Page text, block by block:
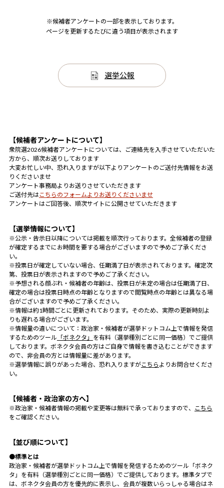
※候補者アンケートの一部を表示しております。
ページを更新するたびに違う項目が表示されます
選挙公報
【候補者アンケートについて】
衆院選2026候補者アンケートについては、ご連絡先を入手させていただいた
方から、順次お送りしております
大変お忙しい中、恐れ入りますが以下よりアンケートのご送付先情報をお送
りくださいませ
アンケート事務局よりお送りさせていただきます
ご送付先はこちらのフォームよりお送りくださいませ
アンケートはご回答後、順次サイトに公開させていただきます
【選挙情報について】
※公示・告示日以降については掲載を順次行っております。全候補者の登録
が確定するまでにお時間を要する場合がございますので予めご了承くださ
い。
※投票日が確定していない場合、任期満了日が表示されております。確定次
第、投票日が表示されますので予めご了承ください。
※予想される顔ぶれ・候補者の年齢は、投票日が未定の場合は任期満了日、
確定の場合は投票日時点の年齢となりますので閲覧時点の年齢とは異なる場
合がございますので予めご了承ください。
※情報は約1時間ごとに更新されております。そのため、実際の更新時刻よ
りも遅れる場合がございます。
※情報量の違いについて：政治家・候補者が選挙ドットコム上で情報を発信
するためのツール 「ボネクタ」 を有料（選挙種別ごとに同一価格）でご提供
しております。ボネクタ会員の方はご自身で情報を書き込むことができます
ので、非会員の方とは情報量に差があります。
※選挙情報に誤りがあった場合、恐れ入りますがこちら よりお問合せくださ
い。
【候補者・政治家の方へ】
※政治家・候補者情報の掲載や変更等は無料で承っておりますので、
こちら
をご確認ください。
【並び順について】
●標準とは
政治家・候補者が選挙ドットコム上で情報を発信するためのツール「ボネク
タ」を有料（選挙種別ごとに同一価格）でご提供しております。標準タブで
は、ボネクタ会員の方を優先的に表示し、会員が複数いらっしゃる場合はネ